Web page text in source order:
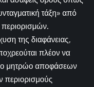
τάξη» από
της διαφάνειας,
πλέον να
μητρώο αποφάσεων
περιορισμούς